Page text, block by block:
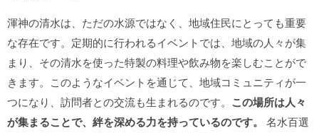
渾神の清水は、ただの水源ではなく、地域住民にとっても重要
な存在です。定期的に行われるイベントでは、地域の人々が集
まり、その清水を使った特製の料理や飲み物を楽しむことがで
きます。このようなイベントを通じて、地域コミュニティが一
つになり、訪問者との交流も生まれるのです。 この場所は人々
が集まることで、絆を深める力を持っているのです。
名水百選